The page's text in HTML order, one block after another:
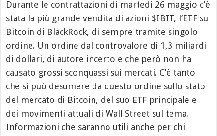
Durante le contrattazioni di martedì 26 maggio c’è
stata la più grande vendita di azioni $IBIT, l’ETF su
Bitcoin di BlackRock, di sempre tramite singolo
ordine. Un ordine dal controvalore di 1,3 miliardi
di dollari, di autore incerto e che però non ha
causato grossi sconquassi sui mercati. C’è tanto
che si può desumere da questo ordine sullo stato
del mercato di Bitcoin, del suo ETF principale e
dei movimenti attuali di Wall Street sul tema.
Informazioni che saranno utili anche per chi